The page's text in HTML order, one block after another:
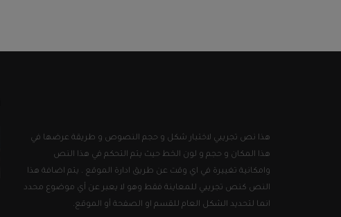
هذا نص تجريبي لاختبار شكل و حجم النصوص و طريقة عرضها في
هذا المكان و حجم و لون الخط حيث يتم التحكم في هذا النص
وامكانية تغييرة في اي وقت عن طريق ادارة الموقع . يتم اضافة هذا
النص كنص تجريبي للمعاينة فقط وهو لا يعبر عن أي موضوع محدد
انما لتحديد الشكل العام للقسم او الصفحة أو الموقع.